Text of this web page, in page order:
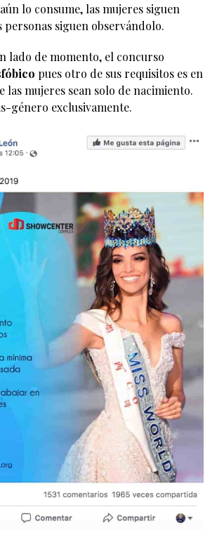
lo consume, las mujeres siguen
siguen observándolo.
lado de momento, el concurso
pues otro de sus requisitos es en
las mujeres sean solo de nacimiento.
género exclusivamente.